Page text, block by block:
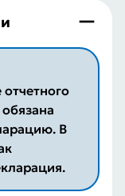
отчетного
В